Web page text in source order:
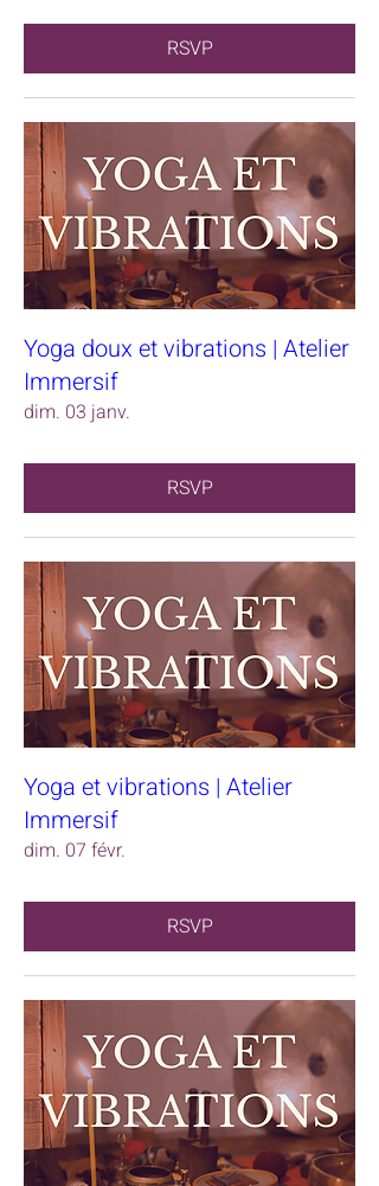
RSVP
Yoga doux et vibrations | Atelier
Immersif
dim. 03 janv.
RSVP
Yoga et vibrations | Atelier
Immersif
dim. 07 févr.
RSVP